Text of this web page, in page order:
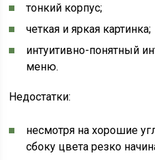
тонкий корпус;
четкая и яркая картинка;
интуитивно-понятный
меню.
Недостатки:
несмотря на хорошие
сбоку цвета резко